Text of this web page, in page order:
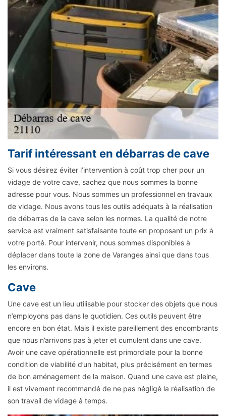
Tarif intéressant en débarras de cave
Si vous désirez éviter l’intervention à coût trop cher pour un
vidage de votre cave, sachez que nous sommes la bonne
adresse pour vous. Nous sommes un professionnel en travaux
de vidage. Nous avons tous les outils adéquats à la réalisation
de débarras de la cave selon les normes. La qualité de notre
service est vraiment satisfaisante toute en proposant un prix à
votre porté. Pour intervenir, nous sommes disponibles à
déplacer dans toute la zone de Varanges ainsi que dans tous
les environs.
Cave
Une cave est un lieu utilisable pour stocker des objets que nous
n’employons pas dans le quotidien. Ces outils peuvent être
encore en bon état. Mais il existe pareillement des encombrants
que nous n’arrivons pas à jeter et cumulent dans une cave.
Avoir une cave opérationnelle est primordiale pour la bonne
condition de viabilité d’un habitat, plus précisément en termes
de bon aménagement de la maison. Quand une cave est pleine,
il est vivement recommandé de ne pas négligé la réalisation de
son travail de vidage à temps.